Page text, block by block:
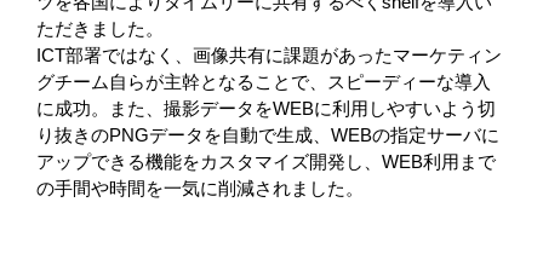
ただきました。
ICT部署ではなく、画像共有に課題があったマーケティン
グチーム自らが主幹となることで、スピーディーな導入
に成功。また、撮影データをWEBに利用しやすいよう切
り抜きのPNGデータを自動で生成、WEBの指定サーバに
アップできる機能をカスタマイズ開発し、WEB利用まで
の手間や時間を一気に削減されました。